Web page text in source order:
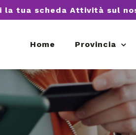
la tua scheda Attività sul
Home Provincia